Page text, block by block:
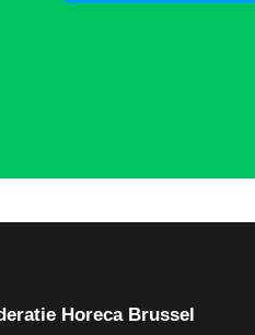
Horeca Brussel